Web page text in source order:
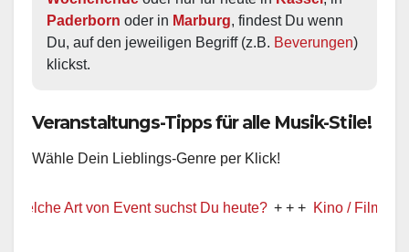
Paderborn oder in Marburg, findest Du wenn
Du, auf den jeweiligen Begriff (z.B. Beverungen)
klickst.
Veranstaltungs-Tipps für alle Musik-Stile!
Wähle Dein Lieblings-Genre per Klick!
Art von Event suchst Du heute? + + + Kino / Film + + +